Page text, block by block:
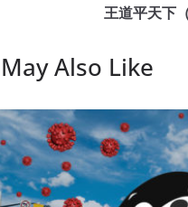
王道平天下
Also Like